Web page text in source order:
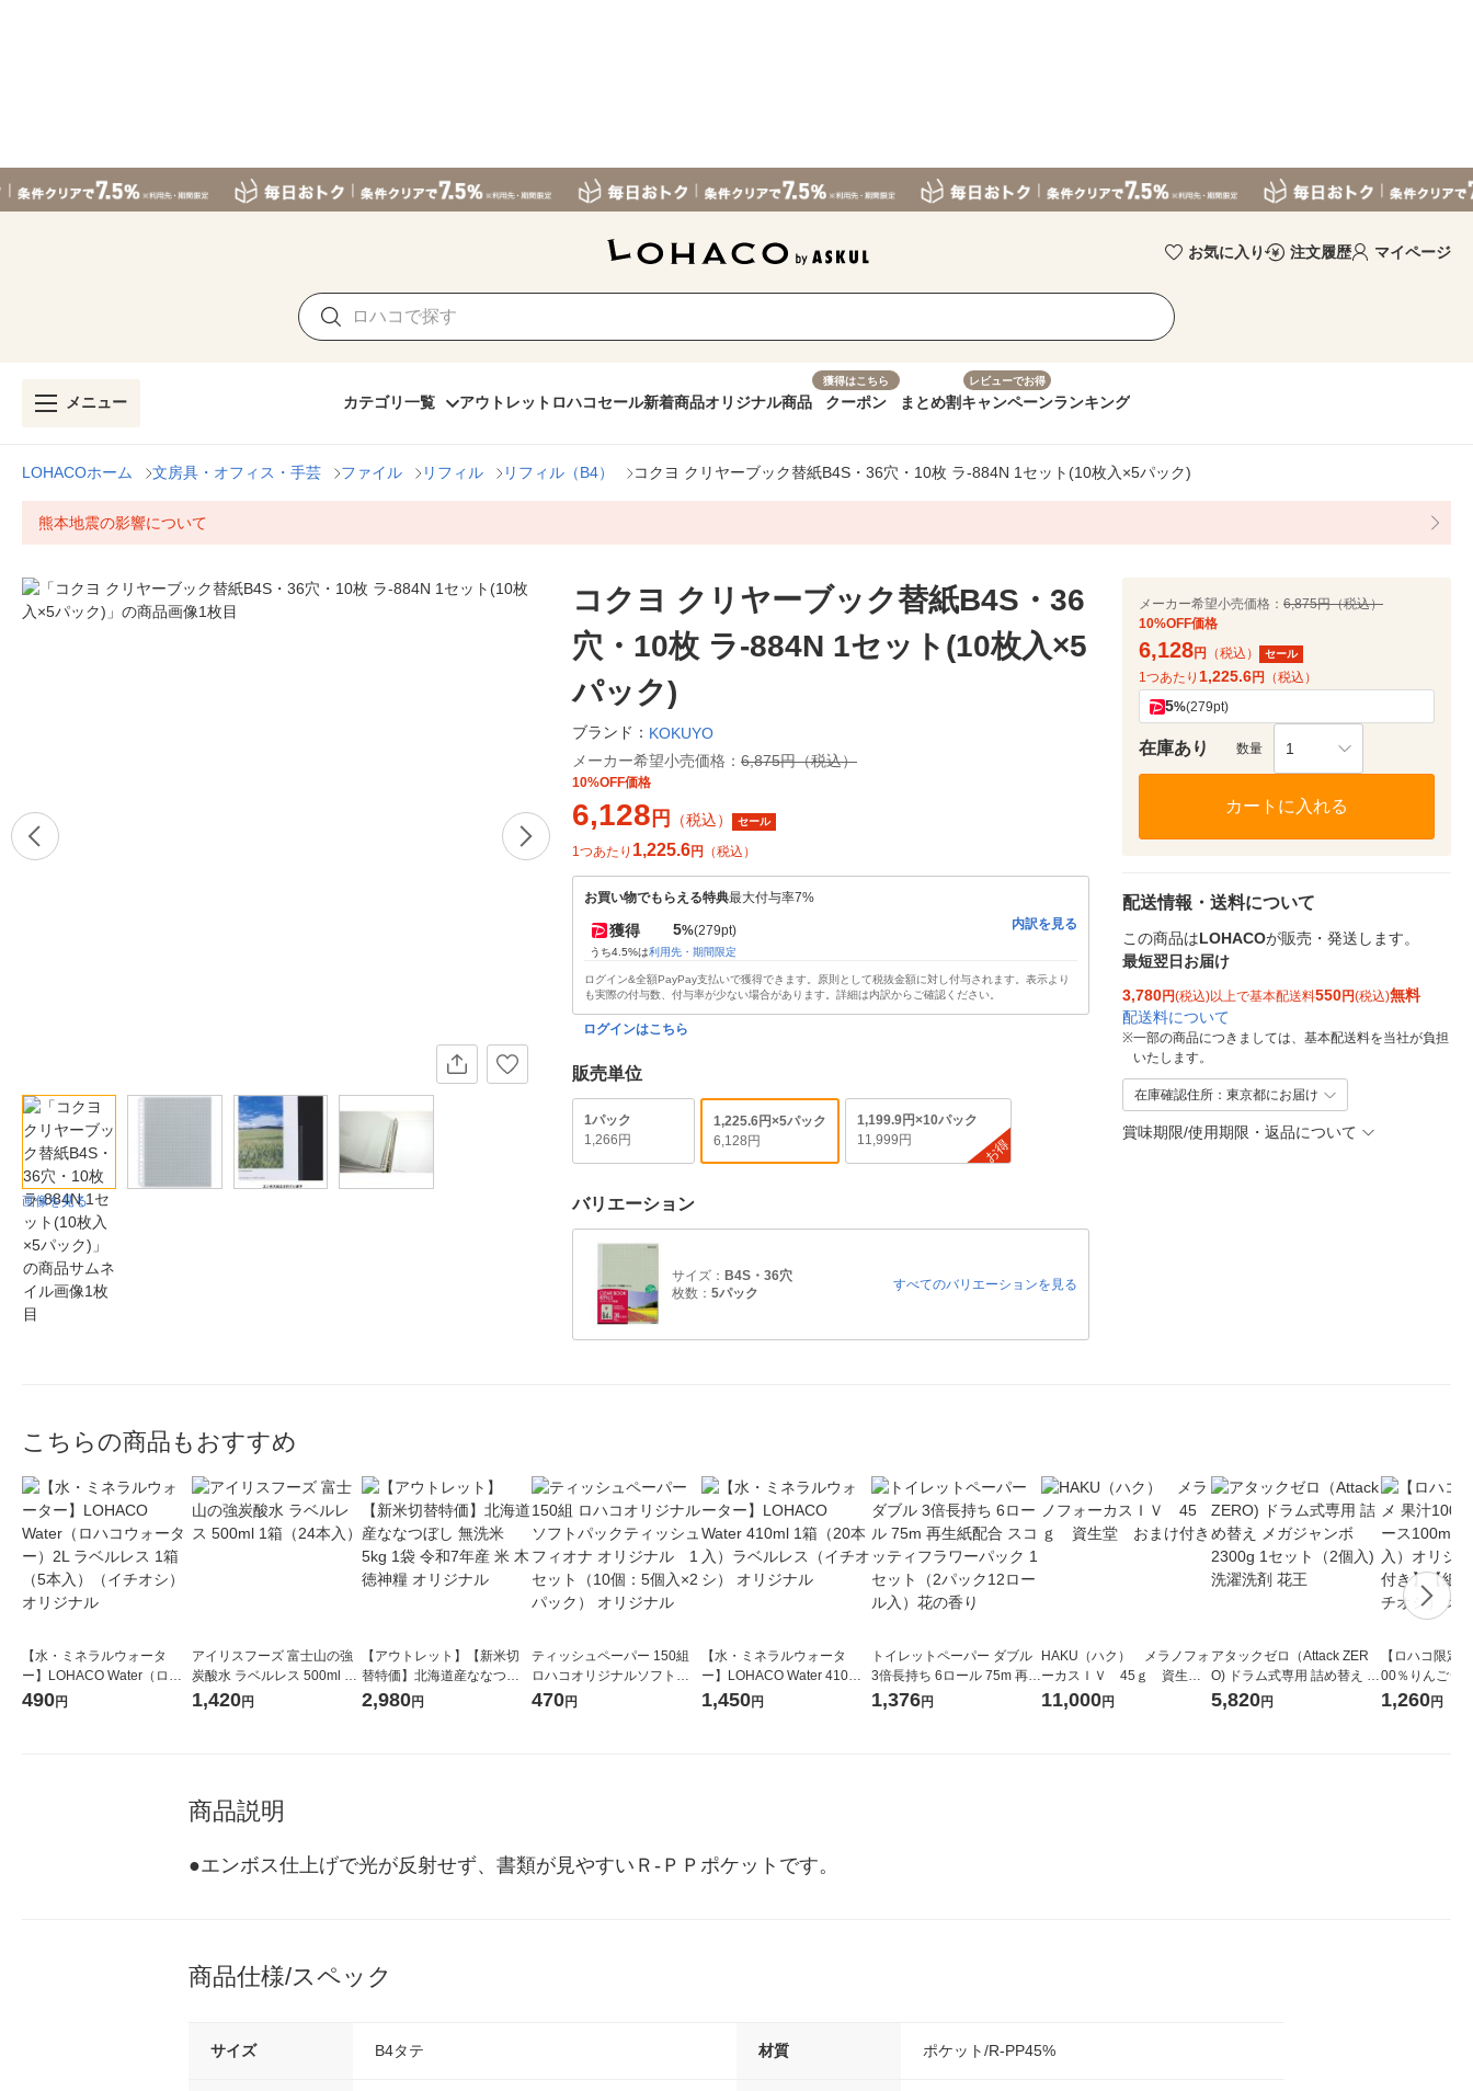
お気に入り 注文履歴 マイページ
メニュー カテゴリ一覧 アウトレット ロハコセール新着商品オリジナル商品
獲得はこちら
クーポン まとめ割
レビューでお得
キャンペーンランキング
LOHACOホーム 文房具・オフィス・手芸 ファイル リフィル リフィル（B4） コクヨ クリヤーブック替紙B4S・36穴・10枚 ラ-884N 1セット(10枚入×5パック)
熊本地震の影響について
画像を見る
コクヨ クリヤーブック替紙B4S・36
穴・10枚 ラ-884N 1セット(10枚入×5
パック)
ブランド： KOKUYO
メーカー希望小売価格： 6,875円（税込）
10%OFF価格
6,128 円 （税込） セール
1つあたり 1,225.6円 （税込）
お買い物でもらえる特典最大付与率7%
獲得 5%(279pt)
うち4.5%は利用先・期間限定
内訳を見る
ログイン&全額PayPay支払いで獲得できます。原則として税抜金額に対し付与されます。表示より
も実際の付与数、付与率が少ない場合があります。詳細は内訳からご確認ください。
ログインはこちら
販売単位
1パック
1,266円
1,225.6円×5パック
6,128円
1,199.9円×10パック
11,999円
お得
バリエーション
サイズ： B4S・36穴
枚数： 5パック
すべてのバリエーションを見る
メーカー希望小売価格： 6,875円（税込）
10%OFF価格
6,128円 （税込） セール
1つあたり 1,225.6円 （税込）
5%(279pt)
在庫あり 数量 1
カートに入れる
配送情報・送料について
この商品はLOHACOが販売・発送します。
最短翌日お届け
3,780円(税込)以上で基本配送料550円(税込)無料
配送料について
※一部の商品につきましては、基本配送料を当社が負担
いたします。
在庫確認住所：東京都にお届け
賞味期限/使用期限・返品について
こちらの商品もおすすめ
【水・ミネラルウォータ
ー】LOHACO Water（ロハ
コウォーター）2L ラベルレ
490円
アイリスフーズ 富士山の強
炭酸水 ラベルレス 500ml 1
箱（24本入）
1,420円
【アウトレット】【新米切
替特価】北海道産ななつぼ
し 無洗米 5kg 1袋 令和7年産
2,980円
ティッシュペーパー 150組
ロハコオリジナルソフトパ
ックティッシュ フィオナ オ
470円
【水・ミネラルウォータ
ー】LOHACO Water 410ml
1箱（20本入）ラベルレス
1,450円
トイレットペーパー ダブル
3倍長持ち 6ロール 75m 再生
紙配合 スコッティフラワー
1,376円
HAKU（ハク） メラノフォ
ーカスＩＶ 45ｇ 資生
堂 おまけ付き
11,000円
アタックゼロ（Attack ZER
O) ドラム式専用 詰め替え メ
ガジャンボ 2300g 1セット
5,820円
【ロハコ限定
00％りんごジ
箱（18本入）
1,260円
商品説明
●エンボス仕上げで光が反射せず、書類が見やすいＲ-ＰＰポケットです。
商品仕様/スペック
サイズ B4タテ 材質 ポケット/R-PP45%